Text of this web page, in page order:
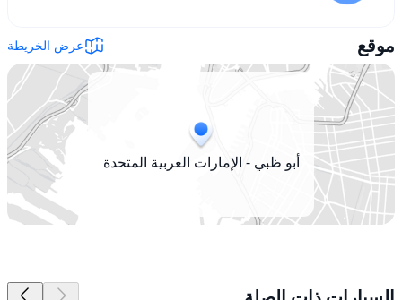
موقع عرض الخريطة
أبو ظبي - الإمارات العربية المتحدة